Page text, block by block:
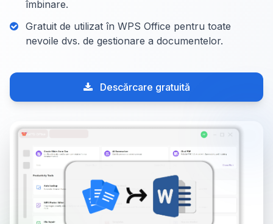
îmbinare.
Gratuit de utilizat în WPS Office pentru toate
nevoile dvs. de gestionare a documentelor.
Descărcare gratuită